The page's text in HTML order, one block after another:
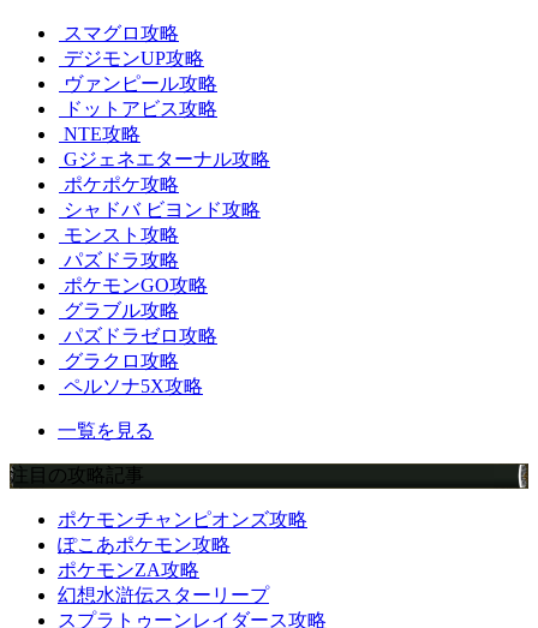
スマグロ攻略
デジモンUP攻略
ヴァンピール攻略
ドットアビス攻略
NTE攻略
Gジェネエターナル攻略
ポケポケ攻略
シャドバ ビヨンド攻略
モンスト攻略
パズドラ攻略
ポケモンGO攻略
グラブル攻略
パズドラゼロ攻略
グラクロ攻略
ペルソナ5X攻略
一覧を見る
注目の攻略記事
ポケモンチャンピオンズ攻略
ぽこあポケモン攻略
ポケモンZA攻略
幻想水滸伝スターリープ
スプラトゥーンレイダース攻略